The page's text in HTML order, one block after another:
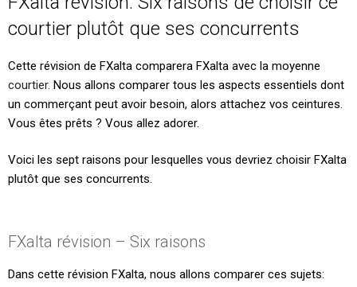
courtier plutôt que ses concurrents
Cette révision de FXalta comparera FXalta avec la moyenne
courtier. Nous allons comparer tous les aspects essentiels dont
un commerçant peut avoir besoin, alors attachez vos ceintures.
Vous êtes prêts ? Vous allez adorer.
Voici les sept raisons pour lesquelles vous devriez choisir FXalta
plutôt que ses concurrents.
FXalta révision – Six raisons
Dans cette révision FXalta, nous allons comparer ces sujets: